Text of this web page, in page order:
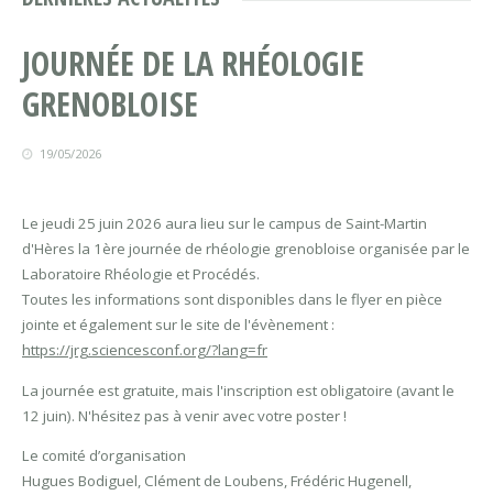
JOURNÉE DE LA RHÉOLOGIE
GRENOBLOISE
19/05/2026
Le jeudi 25 juin 2026 aura lieu sur le campus de Saint-Martin
d'Hères la 1ère journée de rhéologie grenobloise organisée par le
Laboratoire Rhéologie et Procédés.
Toutes les informations sont disponibles dans le flyer en pièce
jointe et également sur le site de l'évènement :
https://jrg.sciencesconf.org/?lang=fr
La journée est gratuite, mais l'inscription est obligatoire (avant le
12 juin). N'hésitez pas à venir avec votre poster !
Le comité d’organisation
Hugues Bodiguel, Clément de Loubens, Frédéric Hugenell,